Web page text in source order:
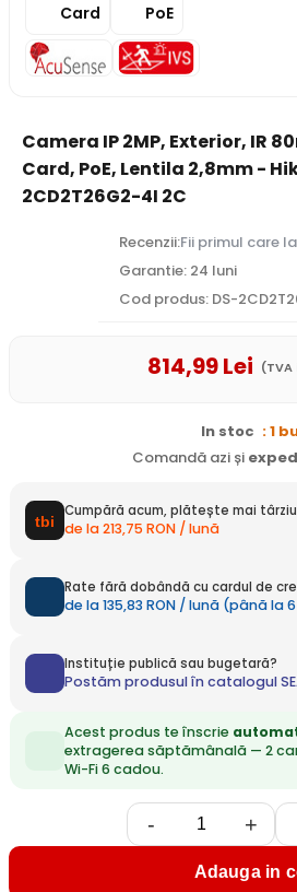
Card
PoE
Camera IP 2MP, Exterior, IR
Card, PoE, Lentila 2,8mm -
2CD2T26G2-4I 2C
Recenzii:Fii primul care
Garantie: 24 luni
Cod produs: DS-
814,99Lei
In stoc : 1
Comandă azi și
Cumpără acum, plătește mai târziu
de la 213,75 RON / lună
Rate fără dobândă cu cardul de
de la 135,83 RON / lună (până la
Instituție publică sau bugetară?
Postăm produsul în catalogul
Acest produs te înscrie
extragerea săptămânală — 2
Wi-Fi 6 cadou.
- +
Adauga in